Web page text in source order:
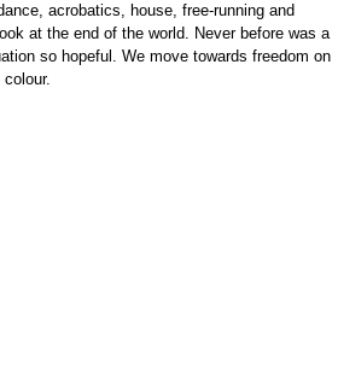
acrobatics, house, free-running and
at the end of the world. Never before was a
so hopeful. We move towards freedom on